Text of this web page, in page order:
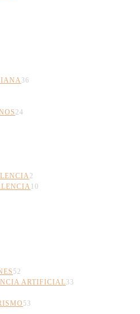
36
24
2
10
52
ARTIFICIAL33
53